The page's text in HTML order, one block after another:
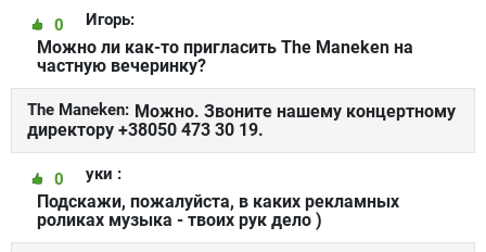
Игорь:
0
Можно ли как-то пригласить The Maneken на
частную вечеринку?
The Maneken: Можно. Звоните нашему концертному
директору +38050 473 30 19.
уки :
0
Подскажи, пожалуйста, в каких рекламных
роликах музыка - твоих рук дело )